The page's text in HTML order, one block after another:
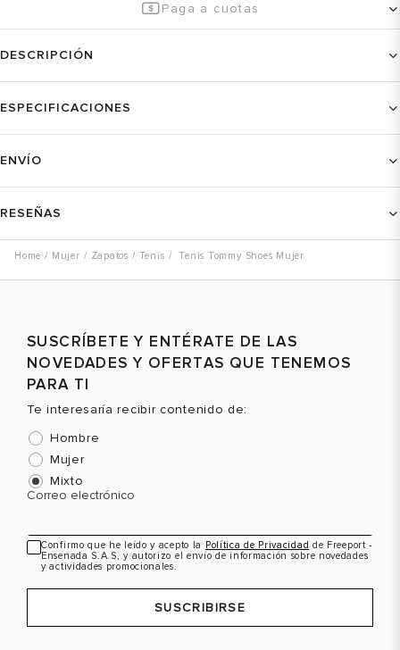
Paga a cuotas
DESCRIPCIÓN
ESPECIFICACIONES
ENVÍO
RESEÑAS
Mujer Zapatos Tenis Tenis Tommy Shoes Mujer
SUSCRÍBETE Y ENTÉRATE DE LAS
NOVEDADES Y OFERTAS QUE TENEMOS
PARA TI
Te interesaría recibir contenido de:
Hombre
Mujer
Mixto
Correo electrónico
Confirmo que he leído y acepto la Política de Privacidad de Freeport -
Ensenada S.A.S, y autorizo el envío de información sobre novedades
y actividades promocionales.
SUSCRIBIRSE